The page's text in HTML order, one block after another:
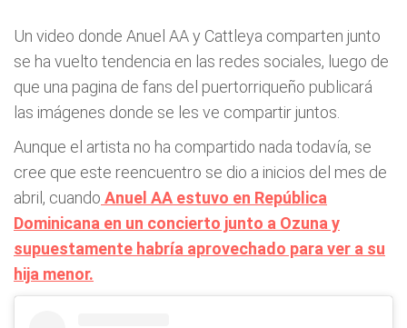
Un video donde Anuel AA y Cattleya comparten junto
se ha vuelto tendencia en las redes sociales, luego de
que una pagina de fans del puertorriqueño publicará
las imágenes donde se les ve compartir juntos.
Aunque el artista no ha compartido nada todavía, se
cree que este reencuentro se dio a inicios del mes de
abril, cuando Anuel AA estuvo en República
Dominicana en un concierto junto a Ozuna y
supuestamente habría aprovechado para ver a su
hija menor.